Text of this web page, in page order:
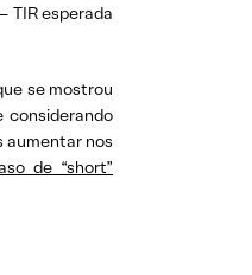
TIR esperada
se mostrou
considerando
aumentar nos
de “short”